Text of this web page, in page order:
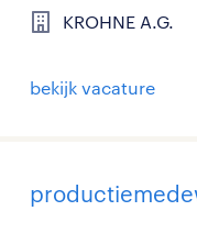
KROHNE A.G.
bekijk vacature